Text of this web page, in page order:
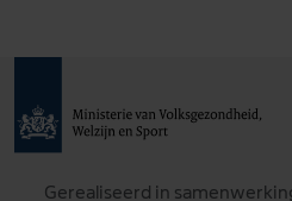
Gerealiseerd in